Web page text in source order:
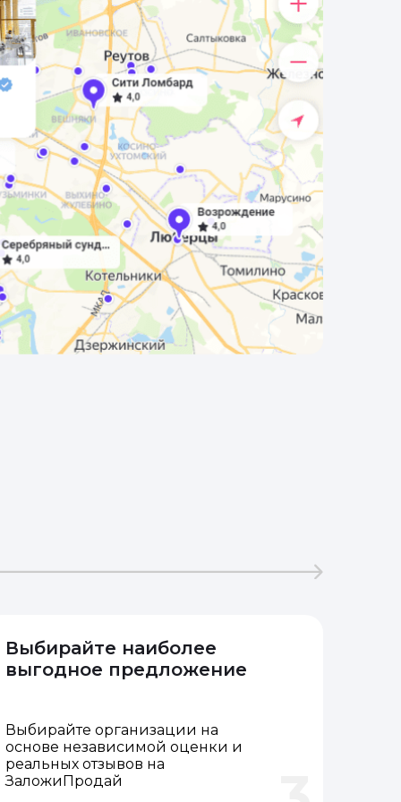
Выбирайте наиболее
выгодное предложение
Выбирайте организации на
основе независимой оценки и
реальных отзывов на
ЗаложиПродай